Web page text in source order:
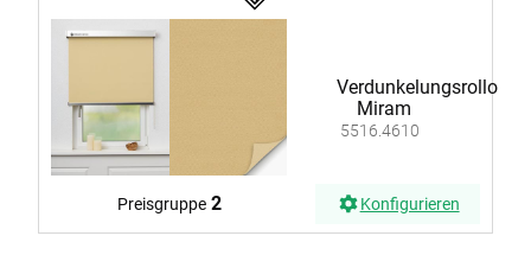
Verdunkelungsrollo
Miram
5516.4610
Preisgruppe 2 Konfigurieren